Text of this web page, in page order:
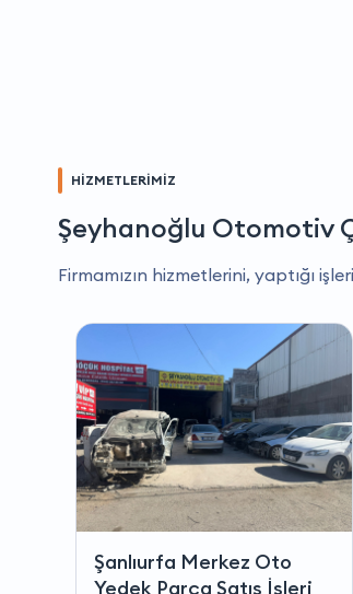
HİZMETLERİMİZ
Şeyhanoğlu Otomotiv
Firmamızın hizmetlerini, yaptığı
Oto Yedek Parça